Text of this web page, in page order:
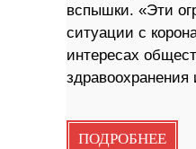
вспышки. «Эти
ситуации с
интересах
здравоохранения
ПОДРОБНЕЕ